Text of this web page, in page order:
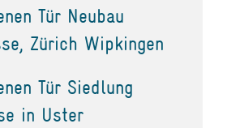
Tür Neubau
Zürich Wipkingen
Tür Siedlung
in Uster